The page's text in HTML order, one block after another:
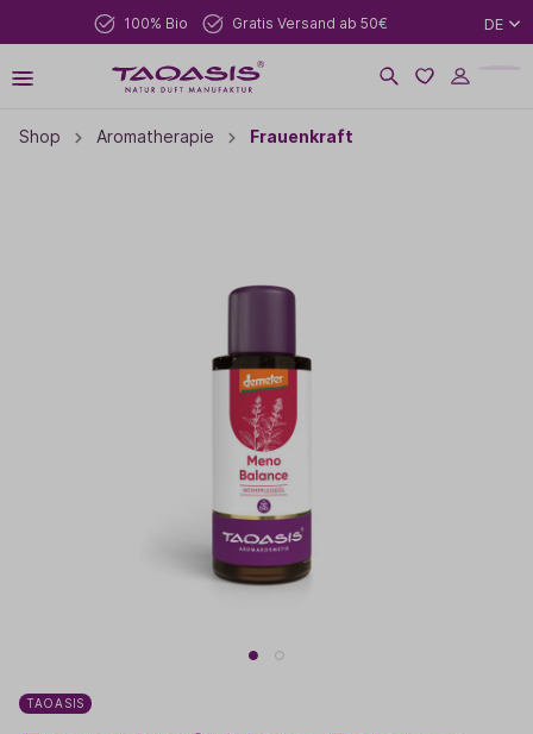
100% Bio Gratis Versand ab 50€ DE
Shop Aromatherapie Frauenkraft
TAOASIS